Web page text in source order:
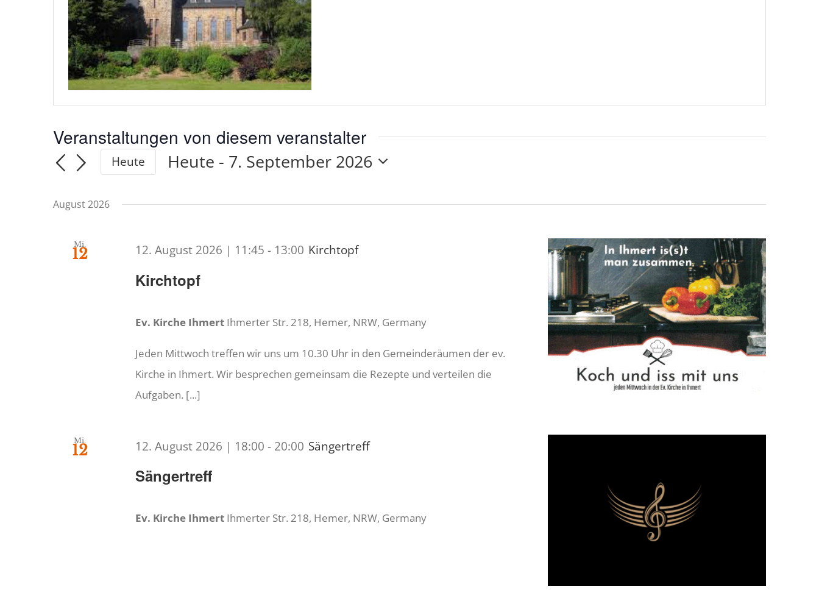
Veranstaltungen von diesem veranstalter
Heute Heute - 7. September 2026
August 2026
Mi.
12
Kirchtopf
12. August 2026 | 11:45 - 13:00 Kirchtopf
Ev. Kirche Ihmert Ihmerter Str. 218, Hemer, NRW, Germany
Jeden Mittwoch treffen wir uns um 10.30 Uhr in den Gemeinderäumen der ev.
Kirche in Ihmert. Wir besprechen gemeinsam die Rezepte und verteilen die
Aufgaben. [...]
Mi.
12
Sängertreff
12. August 2026 | 18:00 - 20:00 Sängertreff
Ev. Kirche Ihmert Ihmerter Str. 218, Hemer, NRW, Germany